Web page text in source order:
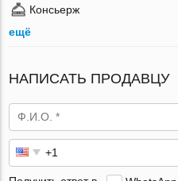
Консьерж
ещё
НАПИСАТЬ ПРОДАВЦУ